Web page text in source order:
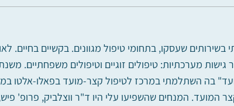
עבדתי בשירותים שעסקו, בתחומי טיפול מגוונים. בקשיים
בה השתלמתי במרכז לטיפול קצר-מועד בפאלו-אלטו
המועד. המנחים שהשפיעו עלי היו ד"ר ווצלביק, פרופ'